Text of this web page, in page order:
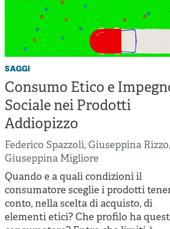
saggi
Consumo Etico e
Sociale nei Prodotti
Addiopizzo
Federico Spazzoli,Giuseppina Rizzo,
Giuseppina Migliore
Quando e a quali condizioni il
consumatore sceglie i prodotti
conto, nella scelta di acquisto, di
elementi etici? Che profilo ha